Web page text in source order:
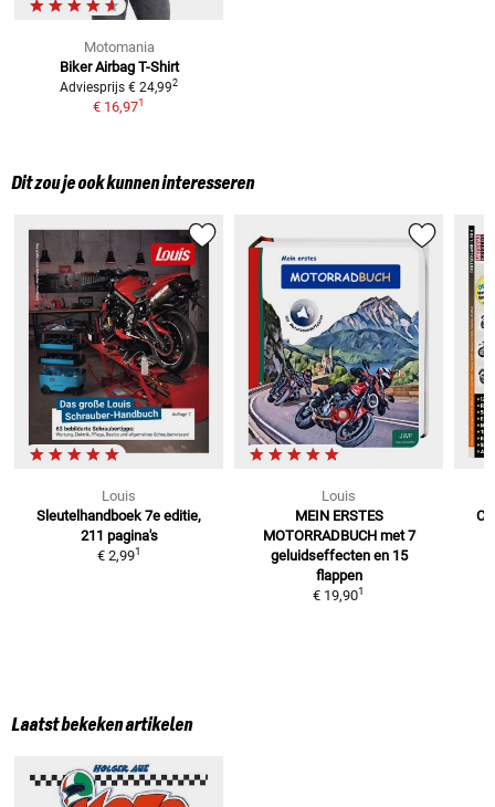
Motomania
Biker Airbag T-Shirt
Adviesprijs € 24,992
€ 16,971
Dit zou je ook kunnen interesseren
Louis
Sleutelhandboek 7e editie,
211 pagina's
€ 2,991
Louis
MEIN ERSTES
MOTORRADBUCH met 7
geluidseffecten en 15
flappen
€ 19,901
Laatst bekeken artikelen